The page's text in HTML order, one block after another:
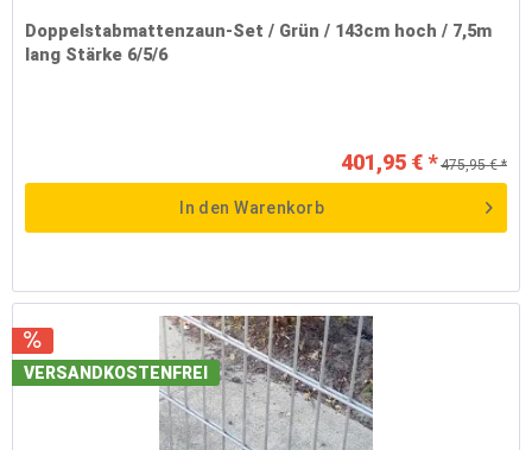
Doppelstabmattenzaun-Set / Grün / 143cm hoch / 7,5m
lang Stärke 6/5/6
401,95 € * 475,95 € *
In den Warenkorb
VERSANDKOSTENFREI